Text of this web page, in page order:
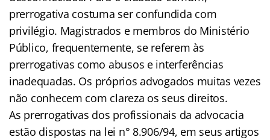
prerrogativa costuma ser confundida com
privilégio. Magistrados e membros do Ministério
Público, frequentemente, se referem às
prerrogativas como abusos e interferências
inadequadas. Os próprios advogados muitas vezes
não conhecem com clareza os seus direitos.
As prerrogativas dos profissionais da advocacia
estão dispostas na lei n° 8.906/94, em seus artigos